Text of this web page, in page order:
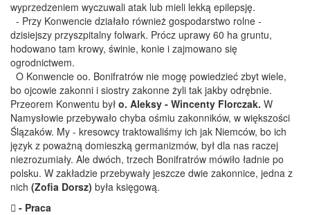
wyprzedzeniem wyczuwali atak lub mieli lekką epilepsję.
- Przy Konwencie działało również gospodarstwo rolne -
dzisiejszy przyszpitalny folwark. Prócz uprawy 60 ha gruntu,
hodowano tam krowy, świnie, konie i zajmowano się
ogrodnictwem.
O Konwencie oo. Bonifratrów nie mogę powiedzieć zbyt wiele,
bo ojcowie zakonni i siostry zakonne żyli tak jakby odrębnie.
Przeorem Konwentu był o. Aleksy - Wincenty Florczak. W
Namysłowie przebywało chyba ośmiu zakonników, w większości
Ślązaków. My - kresowcy traktowaliśmy ich jak Niemców, bo ich
język z poważną domieszką germanizmów, był dla nas raczej
niezrozumiały. Ale dwóch, trzech Bonifratrów mówiło ładnie po
polsku. W zakładzie przebywały jeszcze dwie zakonnice, jedna z
nich (Zofia Dorsz) była księgową.
 - Praca